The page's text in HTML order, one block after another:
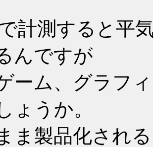
計測すると平
んですが
ーム、グラフ
ょうか。
ま製品化され